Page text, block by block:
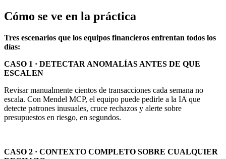
Cómo se ve en la práctica
Tres escenarios que los equipos financieros enfrentan todos los
días:
CASO 1 · DETECTAR ANOMALÍAS ANTES DE QUE
ESCALEN
Revisar manualmente cientos de transacciones cada semana no
escala. Con Mendel MCP, el equipo puede pedirle a la IA que
detecte patrones inusuales, cruce rechazos y alerte sobre
presupuestos en riesgo, en segundos.
CASO 2 · CONTEXTO COMPLETO SOBRE CUALQUIER